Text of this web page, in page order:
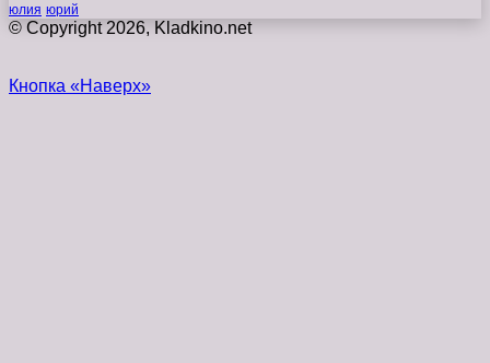
юлия юрий
© Copyright 2026, Kladkino.net
Кнопка «Наверх»